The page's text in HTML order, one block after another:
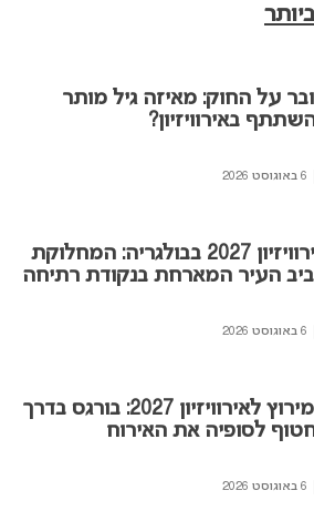
על החוק: מאיזה גיל מותר
באירוויזיון?
6 באוגוסט 2026
אירוויזיון 2027 בבולגריה: המחלוקת
העיר המארחת בנקודת רתיחה
6 באוגוסט 2026
המירוץ לאירוויזיון 2027: בורגס בדרך
לסופיה את האירוח
6 באוגוסט 2026